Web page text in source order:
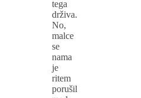
tega
drživa.
No,
malce
se
nama
je
ritem
porušil